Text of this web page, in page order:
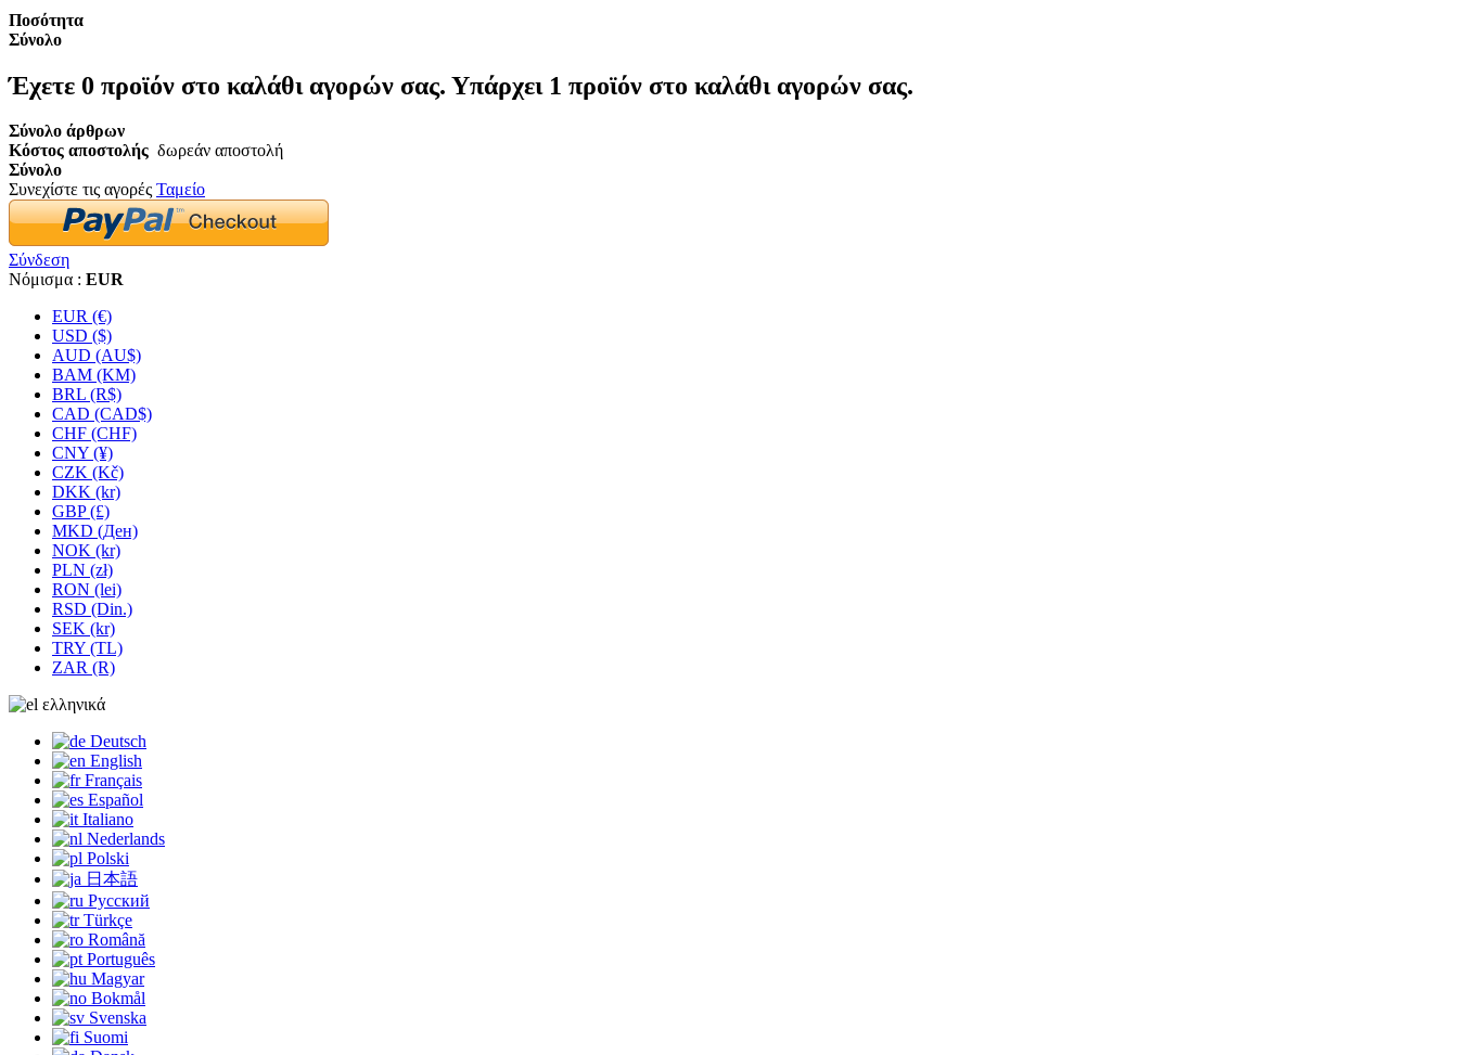
Ποσότητα
Σύνολο
Έχετε 0 προϊόν στο καλάθι αγορών σας. Υπάρχει 1 προϊόν στο καλάθι αγορών σας.
Σύνολο άρθρων
Κόστος αποστολής δωρεάν αποστολή
Σύνολο
Συνεχίστε τις αγορές Ταμείο
Σύνδεση
Νόμισμα : EUR
EUR (€)
USD ($)
AUD (AU$)
BAM (KM)
BRL (R$)
CAD (CAD$)
CHF (CHF)
CNY (¥)
CZK (Kč)
DKK (kr)
GBP (£)
MKD (Ден)
NOK (kr)
PLN (zł)
RON (lei)
RSD (Din.)
SEK (kr)
TRY (TL)
ZAR (R)
ελληνικά
Deutsch
English
Français
Español
Italiano
Nederlands
Polski
日本語
Русский
Türkçe
Română
Português
Magyar
Bokmål
Svenska
Suomi